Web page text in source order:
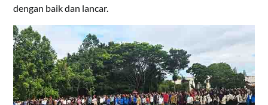
dengan baik dan lancar.